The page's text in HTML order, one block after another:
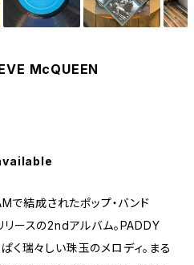
McQUEEN
結成されたポップ・バンド
ースの2ndアルバム。PADDY
瑞々しい珠玉のメロディ。まる